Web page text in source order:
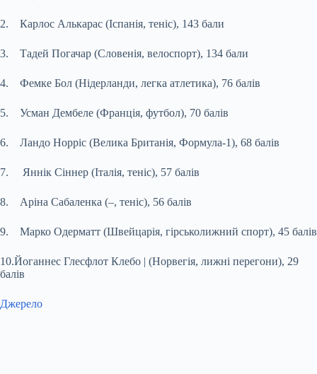
2. Карлос Алькарас (Іспанія, теніс), 143 бали
3. Тадей Погачар (Словенія, велоспорт), 134 бали
4. Фемке Бол (Нідерланди, легка атлетика), 76 балів
5. Усман Дембеле (Франція, футбол), 70 балів
6. Ландо Норріс (Велика Британія, Формула-1), 68 балів
7. Яннік Сіннер (Італія, теніс), 57 балів
8. Аріна Сабаленка (–, теніс), 56 балів
9. Марко Одерматт (Швейцарія, гірськолижний спорт), 45 балів
10.Йоганнес Глесфлот Клебо | (Норвегія, лижні перегони), 29
балів
Джерело